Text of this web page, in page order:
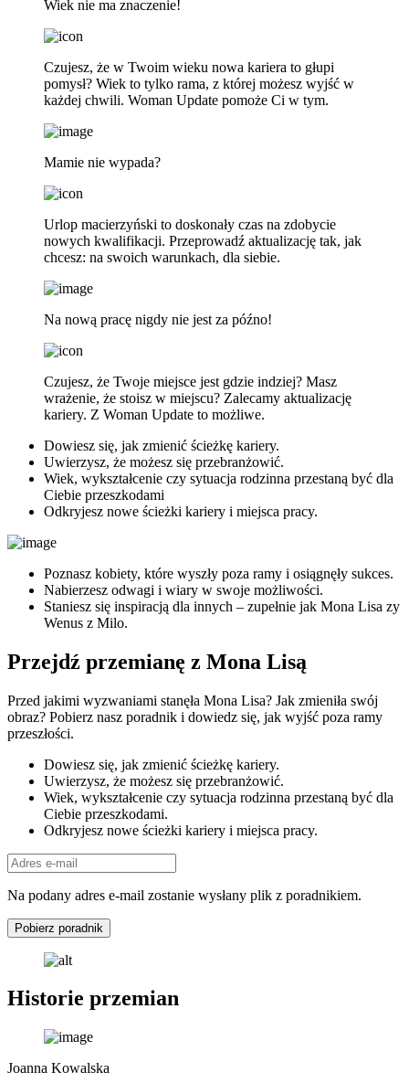
Wiek nie ma znaczenie!
Czujesz, że w Twoim wieku nowa kariera to głupi
pomysł? Wiek to tylko rama, z której możesz wyjść w
każdej chwili. Woman Update pomoże Ci w tym.
Mamie nie wypada?
Urlop macierzyński to doskonały czas na zdobycie
nowych kwalifikacji. Przeprowadź aktualizację tak, jak
chcesz: na swoich warunkach, dla siebie.
Na nową pracę nigdy nie jest za późno!
Czujesz, że Twoje miejsce jest gdzie indziej? Masz
wrażenie, że stoisz w miejscu? Zalecamy aktualizację
kariery. Z Woman Update to możliwe.
Dowiesz się, jak zmienić ścieżkę kariery.
Uwierzysz, że możesz się przebranżowić.
Wiek, wykształcenie czy sytuacja rodzinna przestaną być dla
Ciebie przeszkodami
Odkryjesz nowe ścieżki kariery i miejsca pracy.
Poznasz kobiety, które wyszły poza ramy i osiągnęły sukces.
Nabierzesz odwagi i wiary w swoje możliwości.
Staniesz się inspiracją dla innych – zupełnie jak Mona Lisa zy
Wenus z Milo.
Przejdź przemianę z Mona Lisą
Przed jakimi wyzwaniami stanęła Mona Lisa? Jak zmieniła swój
obraz? Pobierz nasz poradnik i dowiedz się, jak wyjść poza ramy
przeszłości.
Dowiesz się, jak zmienić ścieżkę kariery.
Uwierzysz, że możesz się przebranżowić.
Wiek, wykształcenie czy sytuacja rodzinna przestaną być dla
Ciebie przeszkodami.
Odkryjesz nowe ścieżki kariery i miejsca pracy.
Na podany adres e-mail zostanie wysłany plik z poradnikiem.
Pobierz poradnik
Historie przemian
Joanna Kowalska